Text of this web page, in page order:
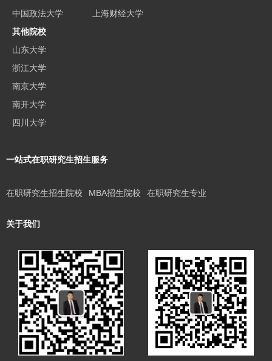
中国政法大学 上海财经大学
其他院校
山东大学
浙江大学
南京大学
南开大学
四川大学
一站式在职研究生招生服务
在职研究生招生院校 MBA招生院校 在职研究生专业
关于我们